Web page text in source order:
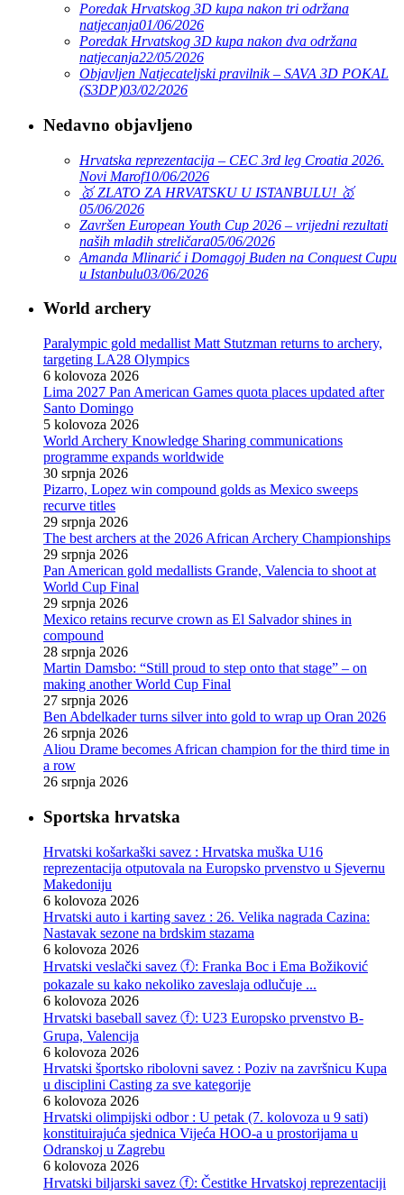
Poredak Hrvatskog 3D kupa nakon tri održana
natjecanja01/06/2026
Poredak Hrvatskog 3D kupa nakon dva održana
natjecanja22/05/2026
Objavljen Natjecateljski pravilnik – SAVA 3D POKAL
(S3DP)03/02/2026
Nedavno objavljeno
Hrvatska reprezentacija – CEC 3rd leg Croatia 2026.
Novi Marof10/06/2026
🥇 ZLATO ZA HRVATSKU U ISTANBULU! 🥇
05/06/2026
Završen European Youth Cup 2026 – vrijedni rezultati
naših mladih streličara05/06/2026
Amanda Mlinarić i Domagoj Buden na Conquest Cupu
u Istanbulu03/06/2026
World archery
Paralympic gold medallist Matt Stutzman returns to archery,
targeting LA28 Olympics
6 kolovoza 2026
Lima 2027 Pan American Games quota places updated after
Santo Domingo
5 kolovoza 2026
World Archery Knowledge Sharing communications
programme expands worldwide
30 srpnja 2026
Pizarro, Lopez win compound golds as Mexico sweeps
recurve titles
29 srpnja 2026
The best archers at the 2026 African Archery Championships
29 srpnja 2026
Pan American gold medallists Grande, Valencia to shoot at
World Cup Final
29 srpnja 2026
Mexico retains recurve crown as El Salvador shines in
compound
28 srpnja 2026
Martin Damsbo: “Still proud to step onto that stage” – on
making another World Cup Final
27 srpnja 2026
Ben Abdelkader turns silver into gold to wrap up Oran 2026
26 srpnja 2026
Aliou Drame becomes African champion for the third time in
a row
26 srpnja 2026
Sportska hrvatska
Hrvatski košarkaški savez : Hrvatska muška U16
reprezentacija otputovala na Europsko prvenstvo u Sjevernu
Makedoniju
6 kolovoza 2026
Hrvatski auto i karting savez : 26. Velika nagrada Cazina:
Nastavak sezone na brdskim stazama
6 kolovoza 2026
Hrvatski veslački savez ⓕ: Franka Boc i Ema Božiković
pokazale su kako nekoliko zaveslaja odlučuje ...
6 kolovoza 2026
Hrvatski baseball savez ⓕ: U23 Europsko prvenstvo B-
Grupa, Valencija
6 kolovoza 2026
Hrvatski športsko ribolovni savez : Poziv na završnicu Kupa
u disciplini Casting za sve kategorije
6 kolovoza 2026
Hrvatski olimpijski odbor : U petak (7. kolovoza u 9 sati)
konstituirajuća sjednica Vijeća HOO-a u prostorijama u
Odranskoj u Zagrebu
6 kolovoza 2026
Hrvatski biljarski savez ⓕ: Čestitke Hrvatskoj reprezentaciji